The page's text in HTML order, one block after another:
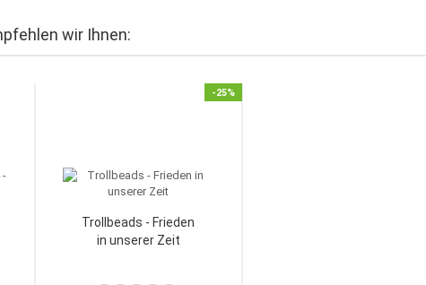
wir Ihnen:
-25%
Trollbeads - Frieden
in unserer Zeit